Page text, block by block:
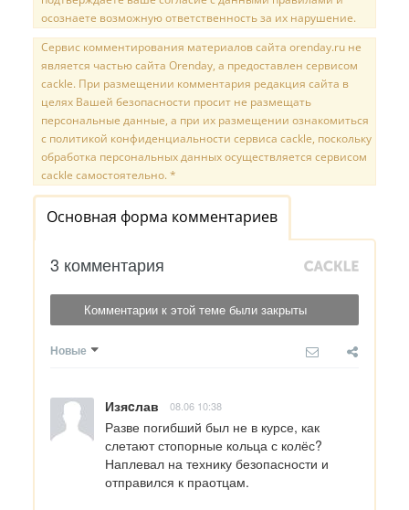
осознаете возможную ответственность за их нарушение.
Сервис комментирования материалов сайта orenday.ru не
является частью сайта Orenday, а предоставлен сервисом
cackle. При размещении комментария редакция сайта в
целях Вашей безопасности просит не размещать
персональные данные, а при их размещении ознакомиться
с политикой конфиденциальности сервиса cackle, поскольку
обработка персональных данных осуществляется сервисом
cackle самостоятельно. *
Основная форма комментариев
3 комментария
Комментарии к этой теме были закрыты
Новые
Изяcлав 08.06 10:38
Разве погибший был не в курсе, как
слетают стопорные кольца с колёс?
Наплевал на технику безопасности и
отправился к праотцам.